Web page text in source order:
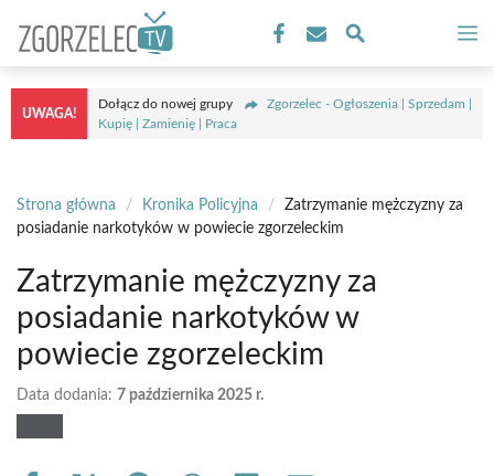
treści
UWAGA!
Dołącz do nowej grupy
Zgorzelec - Ogłoszenia | Sprzedam |
Kupię | Zamienię | Praca
Strona główna / Kronika Policyjna /
Zatrzymanie mężczyzny za
posiadanie narkotyków w powiecie zgorzeleckim
Zatrzymanie mężczyzny za
posiadanie narkotyków w
powiecie zgorzeleckim
Data dodania: 7 października 2025 r.